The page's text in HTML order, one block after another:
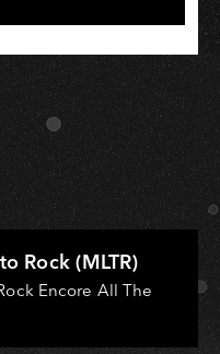
Rock (MLTR)
Encore All The